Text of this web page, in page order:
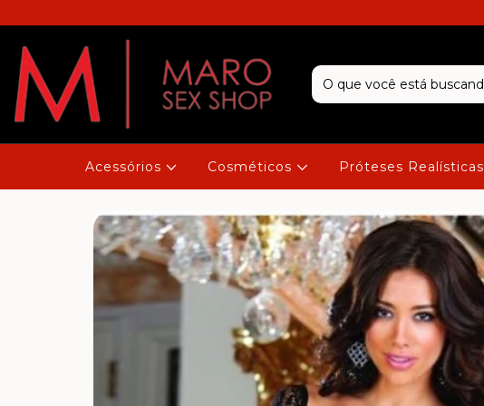
Acessórios Cosméticos Próteses Realísticas